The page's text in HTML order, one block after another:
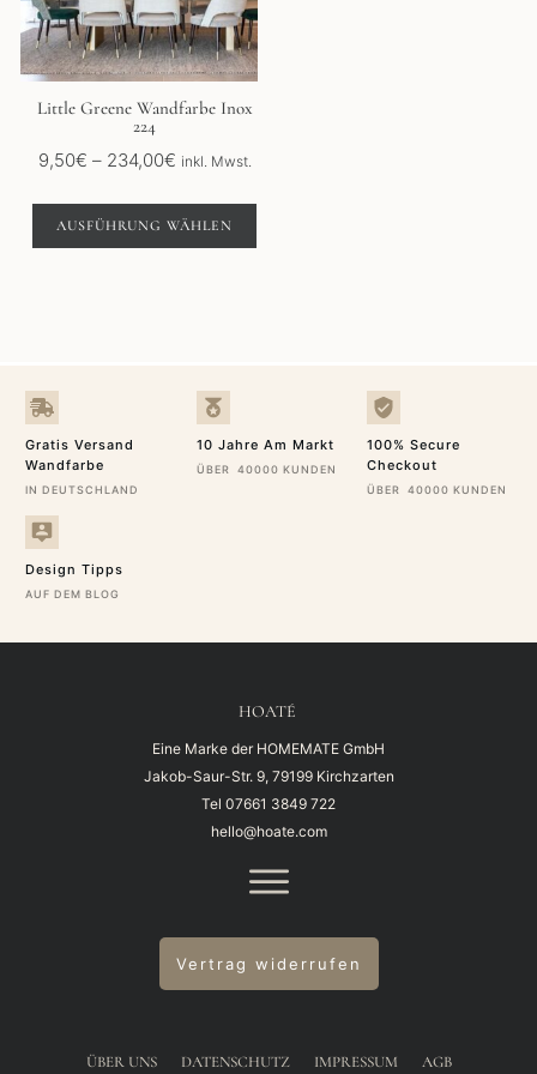
Little Greene Wandfarbe Inox
224
9,50€ – 234,00€Preisspanne:
bis
234,00€
inkl. Mwst.
AUSFÜHRUNG WÄHLEN
Optionen
können
auf
der
Produktseite
gewählt
Gratis Versand
Wandfarbe
IN DEUTSCHLAND
10 Jahre Am Markt
ÜBER 40000 KUNDEN
100% Secure
Checkout
ÜBER 40000 KUNDEN
Design Tipps
AUF DEM BLOG
HOATÉ
Eine Marke der HOMEMATE GmbH
Jakob-Saur-Str. 9, 79199 Kirchzarten
Tel 07661 3849 722
hello@hoate.com
Vertrag widerrufen
ÜBER UNS DATENSCHUTZ IMPRESSUM AGB